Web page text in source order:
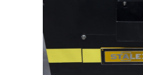
АКЦИИ